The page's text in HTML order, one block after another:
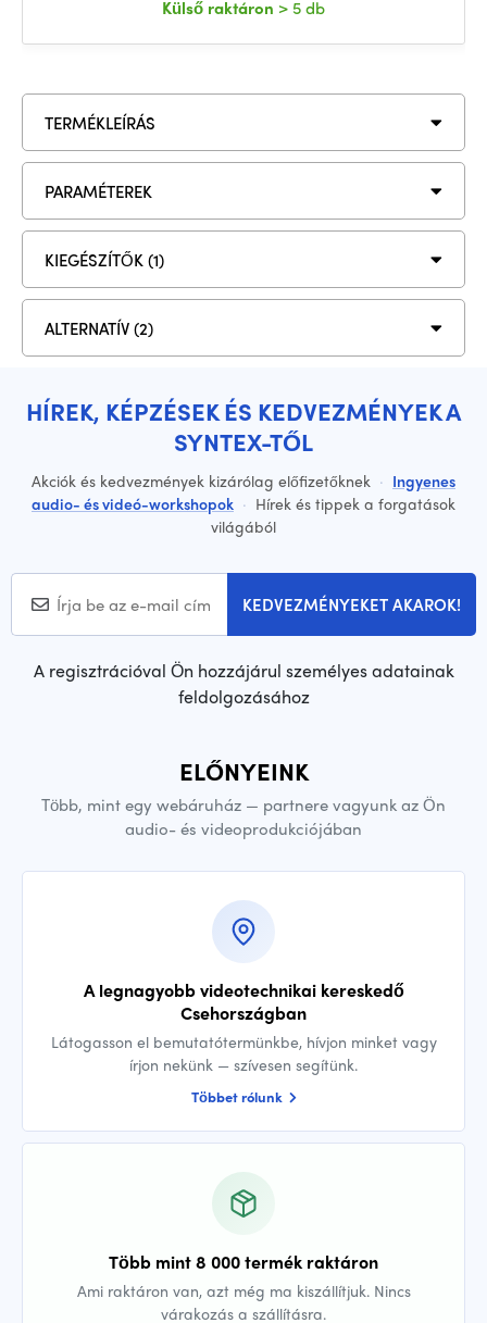
Külső raktáron > 5 db
TERMÉKLEÍRÁS
PARAMÉTEREK
KIEGÉSZÍTŐK (1)
ALTERNATÍV (2)
HÍREK, KÉPZÉSEK ÉS KEDVEZMÉNYEK A
SYNTEX-TŐL
Akciók és kedvezmények kizárólag előfizetőknek · Ingyenes
audio- és videó-workshopok · Hírek és tippek a forgatások
világából
KEDVEZMÉNYEKET AKAROK!
A regisztrációval Ön hozzájárul személyes adatainak
feldolgozásához
ELŐNYEINK
Több, mint egy webáruház — partnere vagyunk az Ön
audio- és videoprodukciójában
A legnagyobb videotechnikai kereskedő
Csehországban
Látogasson el bemutatótermünkbe, hívjon minket vagy
írjon nekünk — szívesen segítünk.
Többet rólunk
Több mint 8 000 termék raktáron
Ami raktáron van, azt még ma kiszállítjuk. Nincs
várakozás a szállításra.